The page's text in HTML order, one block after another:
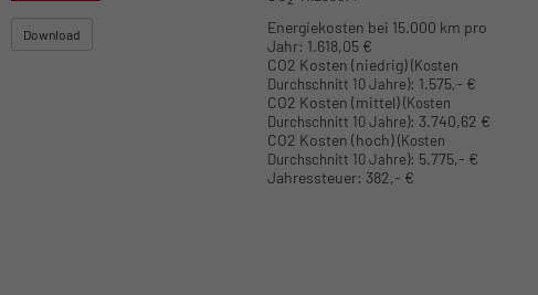
Download
Energiekosten bei 15.000 km pro
Jahr: 1.618,05 €
CO2 Kosten (niedrig)(Kosten
Durchschnitt 10 Jahre): 1.575,- €
CO2 Kosten (mittel)(Kosten
Durchschnitt 10 Jahre): 3.740,62 €
CO2 Kosten (hoch)(Kosten
Durchschnitt 10 Jahre): 5.775,- €
Jahressteuer: 382,- €